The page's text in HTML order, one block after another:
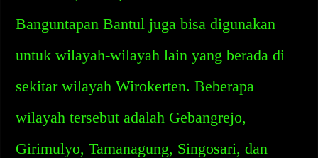
Banguntapan Bantul juga bisa digunakan
untuk wilayah-wilayah lain yang berada di
sekitar wilayah Wirokerten. Beberapa
wilayah tersebut adalah Gebangrejo,
Girimulyo, Tamanagung, Singosari, dan